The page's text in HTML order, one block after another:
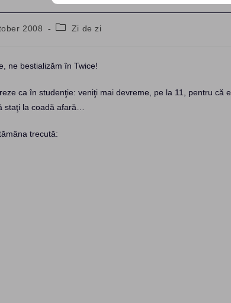
2008
PostZi de zi
ne bestializăm în Twice!
ca în studenţie: veniţi mai devreme, pe la 11, pentru că e
staţi la coadă afară…
trecută: